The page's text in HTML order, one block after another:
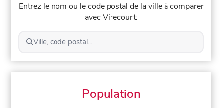
Entrez le nom ou le code postal de la ville à comparer
avec Virecourt:
Ville, code postal...
Population